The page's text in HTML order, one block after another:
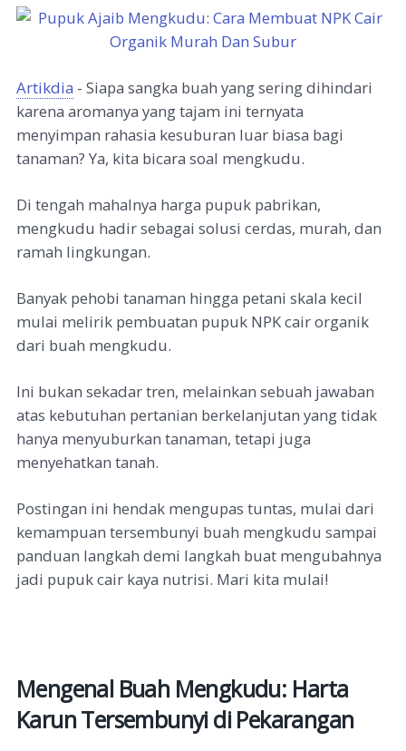
Artikdia - Siapa sangka buah yang sering dihindari
karena aromanya yang tajam ini ternyata
menyimpan rahasia kesuburan luar biasa bagi
tanaman? Ya, kita bicara soal mengkudu.
Di tengah mahalnya harga pupuk pabrikan,
mengkudu hadir sebagai solusi cerdas, murah, dan
ramah lingkungan.
Banyak pehobi tanaman hingga petani skala kecil
mulai melirik pembuatan pupuk NPK cair organik
dari buah mengkudu.
Ini bukan sekadar tren, melainkan sebuah jawaban
atas kebutuhan pertanian berkelanjutan yang tidak
hanya menyuburkan tanaman, tetapi juga
menyehatkan tanah.
Postingan ini hendak mengupas tuntas, mulai dari
kemampuan tersembunyi buah mengkudu sampai
panduan langkah demi langkah buat mengubahnya
jadi pupuk cair kaya nutrisi. Mari kita mulai!
Mengenal Buah Mengkudu: Harta
Karun Tersembunyi di Pekarangan